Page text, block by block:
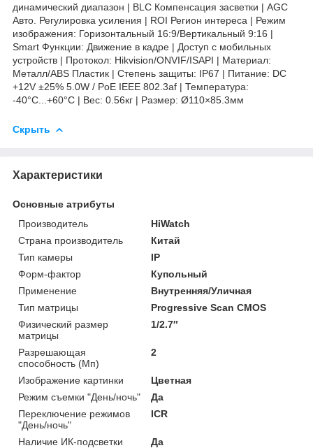
динамический диапазон | BLC Компенсация засветки | AGC
Авто. Регулировка усиления | ROI Регион интереса | Режим
изображения: Горизонтальный 16:9/Вертикальный 9:16 |
Smart Функции: Движение в кадре | Доступ с мобильных
устройств | Протокол: Hikvision/ONVIF/ISAPI | Материал:
Металл/ABS Пластик | Степень защиты: IP67 | Питание: DC
+12V ±25% 5.0W / PoE IEEE 802.3af | Температура:
-40°C...+60°C | Вес: 0.56кг | Размер: Ø110×85.3мм
Скрыть
Характеристики
Основные атрибуты
Производитель
HiWatch
Страна производитель
Китай
Тип камеры
IP
Форм-фактор
Купольный
Применение
Внутренняя/Уличная
Тип матрицы
Progressive Scan CMOS
Физический размер
матрицы
1/2.7″
Разрешающая
способность (Мп)
2
Изображение картинки
Цветная
Режим съемки "День/ночь"
Да
Переключение режимов
"День/ночь"
ICR
Наличие ИК-подсветки
Да